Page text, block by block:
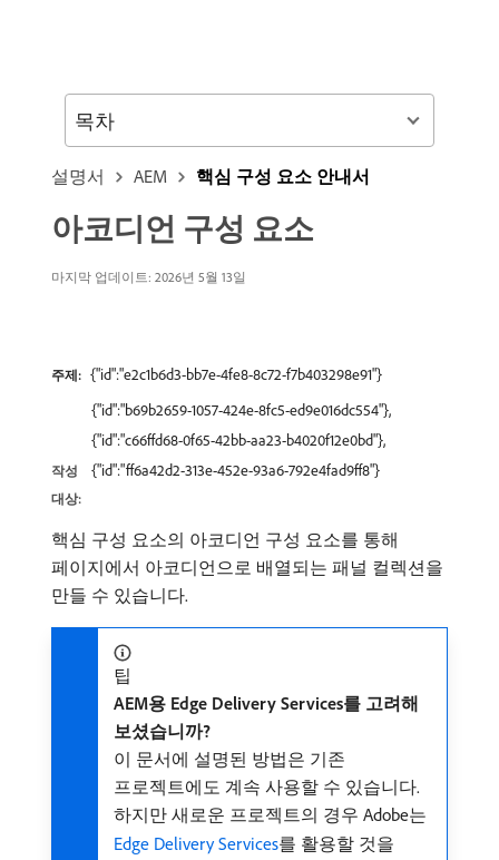
설명서 AEM 핵심 구성 요소 안내서
아코디언 구성 요소
마지막 업데이트: 2026년 5월 13일
주제: {"id":"e2c1b6d3-bb7e-4fe8-8c72-f7b403298e91"}
작성
대상:
{"id":"b69b2659-1057-424e-8fc5-ed9e016dc554"},
{"id":"c66ffd68-0f65-42bb-aa23-b4020f12e0bd"},
{"id":"ff6a42d2-313e-452e-93a6-792e4fad9ff8"}
핵심 구성 요소의 아코디언 구성 요소를 통해
페이지에서 아코디언으로 배열되는 패널 컬렉션을
만들 수 있습니다.
팁
AEM용 Edge Delivery Services를 고려해
보셨습니까?
이 문서에 설명된 방법은 기존
프로젝트에도 계속 사용할 수 있습니다.
하지만 새로운 프로젝트의 경우 Adobe는
Edge Delivery Services를 활용할 것을
목차